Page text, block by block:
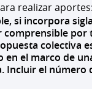
realizar
si incorpora
comprensible por
en el marco de
Incluir el número